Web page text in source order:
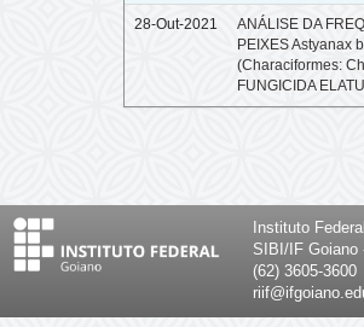
28-Out-2021
ANÁLISE DA
PEIXES Astyanax
(Characiformes:
FUNGICIDA
Instituto
SIBI/IF Goiano
(62) 3605-3600